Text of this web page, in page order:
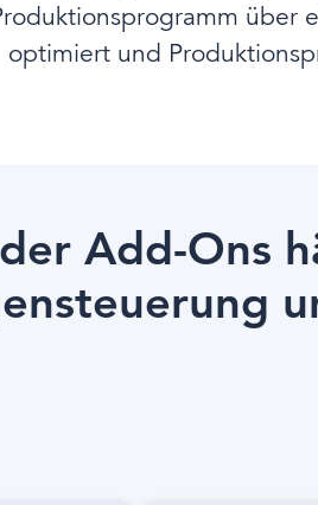
über
optimiert und
Add-Ons